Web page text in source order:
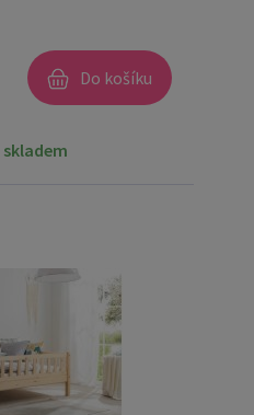
Do košíku
skladem